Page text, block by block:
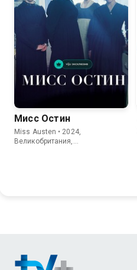
Мисс Остин
Miss Austen • 2024,
Великобритания,